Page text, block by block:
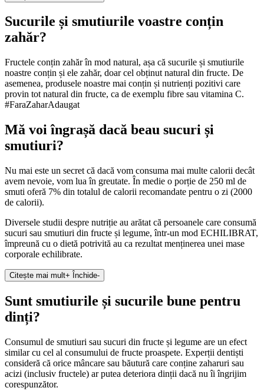
Sucurile și smutiurile voastre conțin
zahăr?
Fructele conțin zahăr în mod natural, așa că sucurile și smutiurile
noastre conțin și ele zahăr, doar cel obținut natural din fructe. De
asemenea, produsele noastre mai conțin și nutrienți pozitivi care
provin tot natural din fructe, ca de exemplu fibre sau vitamina C.
#FaraZaharAdaugat
Mă voi îngrașă dacă beau sucuri și
smutiuri?
Nu mai este un secret că dacă vom consuma mai multe calorii decât
avem nevoie, vom lua în greutate. În medie o porție de 250 ml de
smuti oferă 7% din totalul de calorii recomandate pentru o zi (2000
de calorii).
Diversele studii despre nutriție au arătat că persoanele care consumă
sucuri sau smutiuri din fructe și legume, într-un mod ECHILIBRAT,
împreună cu o dietă potrivită au ca rezultat menținerea unei mase
corporale echilibrate.
Citește mai mult+ Închide-
Sunt smutiurile și sucurile bune pentru
dinți?
Consumul de smutiuri sau sucuri din fructe și legume are un efect
similar cu cel al consumului de fructe proaspete. Experții dentiști
consideră că orice mâncare sau băutură care conține zaharuri sau
acizi (inclusiv fructele) ar putea deteriora dinții dacă nu îi îngrijim
corespunzător.